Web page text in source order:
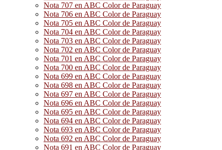
Nota 707 en ABC Color de Paraguay
Nota 706 en ABC Color de Paraguay
Nota 705 en ABC Color de Paraguay
Nota 704 en ABC Color de Paraguay
Nota 703 en ABC Color de Paraguay
Nota 702 en ABC Color de Paraguay
Nota 701 en ABC Color de Paraguay
Nota 700 en ABC Color de Paraguay
Nota 699 en ABC Color de Paraguay
Nota 698 en ABC Color de Paraguay
Nota 697 en ABC Color de Paraguay
Nota 696 en ABC Color de Paraguay
Nota 695 en ABC Color de Paraguay
Nota 694 en ABC Color de Paraguay
Nota 693 en ABC Color de Paraguay
Nota 692 en ABC Color de Paraguay
Nota 691 en ABC Color de Paraguay